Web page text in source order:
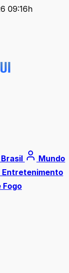
09:16h
Brasil
Mundo
Entretenimento
Fogo